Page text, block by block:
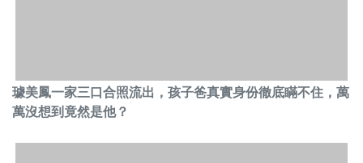
璩美鳳一家三口合照流出，孩子爸真實身份徹底瞞不住，萬
萬沒想到竟然是他？